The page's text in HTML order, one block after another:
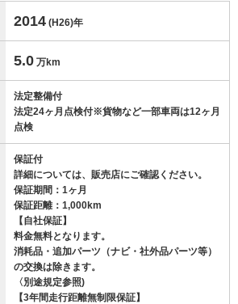
2014 (H26)年
5.0 万km
法定整備付
法定24ヶ月点検付※貨物など一部車両は12ヶ月
点検
保証付
詳細については、販売店にご確認ください。
保証期間：1ヶ月
保証距離：1,000km
【自社保証】
料金無料となります。
消耗品・追加パーツ（ナビ・社外品パーツ等）
の交換は除きます。
〈別途規定参照)
【3年間走行距離無制限保証】